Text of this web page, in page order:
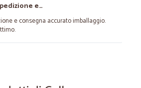
e…
e consegna accurato imballaggio.